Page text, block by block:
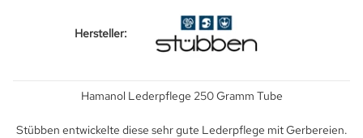
Hersteller:
Hamanol Lederpflege 250 Gramm Tube
Stübben entwickelte diese sehr gute Lederpflege mit Gerbereien.